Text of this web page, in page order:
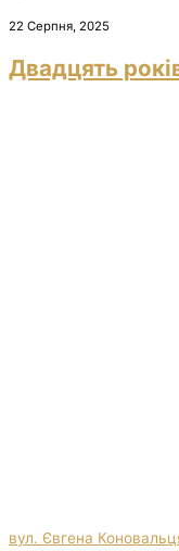
22 Серпня, 2025
Двадцять
вул. Євгена